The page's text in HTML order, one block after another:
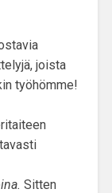
joista
työhömme!
Sitten